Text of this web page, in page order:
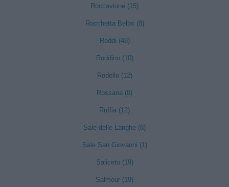
Roccavione (15)
Rocchetta Belbo (8)
Roddi (48)
Roddino (10)
Rodello (12)
Rossana (8)
Ruffia (12)
Sale delle Langhe (8)
Sale San Giovanni (1)
Saliceto (19)
Salmour (19)